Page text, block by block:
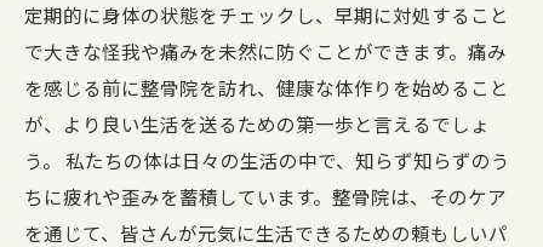
定期的に身体の状態をチェックし、早期に対処すること
で大きな怪我や痛みを未然に防ぐことができます。痛み
を感じる前に整骨院を訪れ、健康な体作りを始めること
が、より良い生活を送るための第一歩と言えるでしょ
う。 私たちの体は日々の生活の中で、知らず知らずのう
ちに疲れや歪みを蓄積しています。整骨院は、そのケア
を通じて、皆さんが元気に生活できるための頼もしいパ